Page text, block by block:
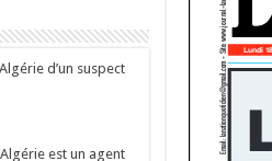
d’un suspect
est un agent